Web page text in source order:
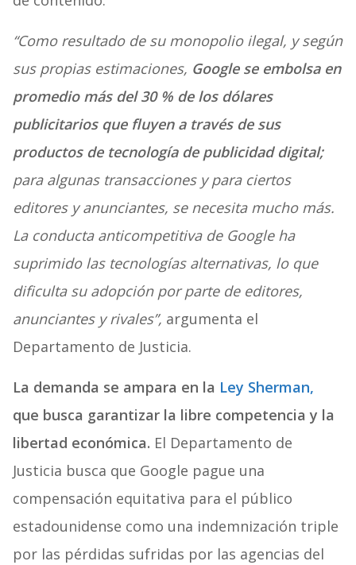
“Como resultado de su monopolio ilegal, y según
sus propias estimaciones, Google se embolsa en
promedio más del 30 % de los dólares
publicitarios que fluyen a través de sus
productos de tecnología de publicidad digital;
para algunas transacciones y para ciertos
editores y anunciantes, se necesita mucho más.
La conducta anticompetitiva de Google ha
suprimido las tecnologías alternativas, lo que
dificulta su adopción por parte de editores,
anunciantes y rivales”, argumenta el
Departamento de Justicia.
La demanda se ampara en la Ley Sherman,
que busca garantizar la libre competencia y la
libertad económica. El Departamento de
Justicia busca que Google pague una
compensación equitativa para el público
estadounidense como una indemnización triple
por las pérdidas sufridas por las agencias del